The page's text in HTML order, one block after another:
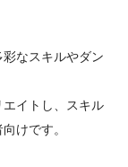
なスキルやダン
イトし、スキル
けです。